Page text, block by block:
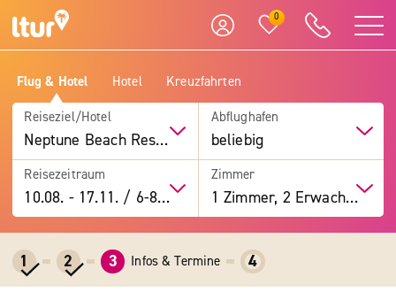
0
Flug & Hotel Hotel Kreuzfahrten
Reiseziel/Hotel
Neptune Beach Resort
Abflughafen
beliebig
Reisezeitraum
10.08. -17.11. / 6-8 Tage
Zimmer
1 Zimmer, 2 Erwachsene
1 2 3 Infos & Termine 4